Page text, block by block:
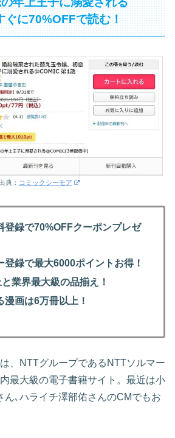
ぐに70%OFFで読む！
典： コミックシーモア
登録で70%OFFクーポンプレゼ
登録で最大6000ポイントお得！
業界最大級の品揃え！
漫画は6万冊以上！
は、NTTグループであるNTTソルマー
最大級の電子書籍サイト。最近は小
ん､ハライチ澤部佑さんのCMでもお